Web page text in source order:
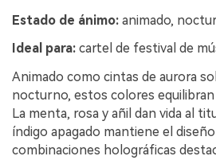
Estado de ánimo: animado,
Ideal para: cartel de festival de
Animado como cintas de aurora
nocturno, estos colores
La menta, rosa y añil dan vida al
índigo apagado mantiene el
combinaciones holográficas